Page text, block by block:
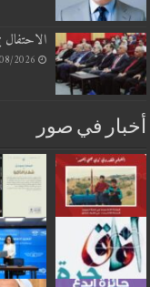
الاحتفال
09/08/2026
في صور